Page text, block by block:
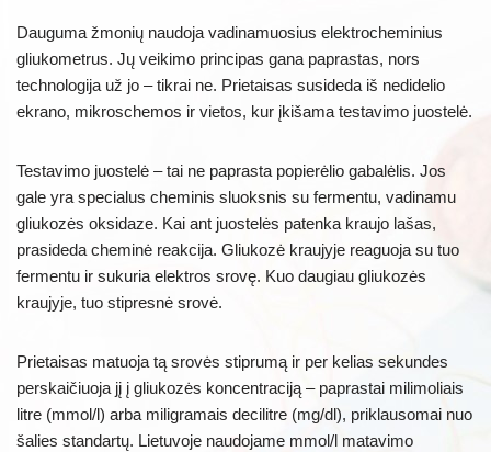
Dauguma žmonių naudoja vadinamuosius elektrocheminius
gliukometrus. Jų veikimo principas gana paprastas, nors
technologija už jo – tikrai ne. Prietaisas susideda iš nedidelio
ekrano, mikroschemos ir vietos, kur įkišama testavimo juostelė.
Testavimo juostelė – tai ne paprasta popierėlio gabalėlis. Jos
gale yra specialus cheminis sluoksnis su fermentu, vadinamu
gliukozės oksidaze. Kai ant juostelės patenka kraujo lašas,
prasideda cheminė reakcija. Gliukozė kraujyje reaguoja su tuo
fermentu ir sukuria elektros srovę. Kuo daugiau gliukozės
kraujyje, tuo stipresnė srovė.
Prietaisas matuoja tą srovės stiprumą ir per kelias sekundes
perskaičiuoja jį į gliukozės koncentraciją – paprastai milimoliais
litre (mmol/l) arba miligramais decilitre (mg/dl), priklausomai nuo
šalies standartų. Lietuvoje naudojame mmol/l matavimo